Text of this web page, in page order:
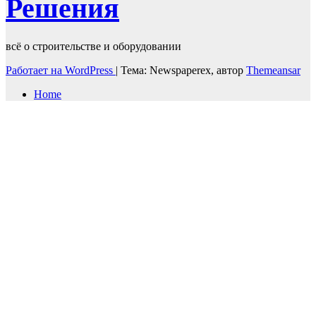
Решения
всё о строительстве и оборудовании
Работает на WordPress | Тема: Newspaperex, автор Themeansar
Home